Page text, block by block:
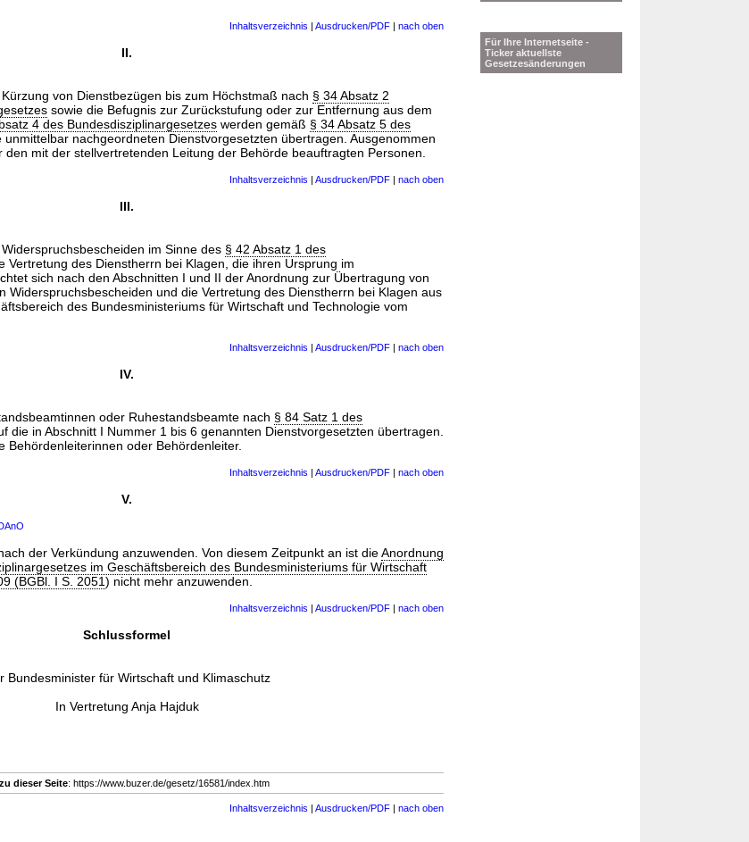
Inhaltsverzeichnis | Ausdrucken/PDF | nach oben
II.
von Dienstbezügen bis zum Höchstmaß nach § 34 Absatz 2
sowie die Befugnis zur Zurückstufung oder zur Entfernung aus dem
4 des Bundesdisziplinargesetzes werden gemäß § 34 Absatz 5 des
unmittelbar nachgeordneten Dienstvorgesetzten übertragen. Ausgenommen
mit der stellvertretenden Leitung der Behörde beauftragten Personen.
Inhaltsverzeichnis | Ausdrucken/PDF | nach oben
III.
im Sinne des § 42 Absatz 1 des
Vertretung des Dienstherrn bei Klagen, die ihren Ursprung im
sich nach den Abschnitten I und II der Anordnung zur Übertragung von
Widerspruchsbescheiden und die Vertretung des Dienstherrn bei Klagen aus
des Bundesministeriums für Wirtschaft und Technologie vom
Inhaltsverzeichnis | Ausdrucken/PDF | nach oben
IV.
oder Ruhestandsbeamte nach § 84 Satz 1 des
die in Abschnitt I Nummer 1 bis 6 genannten Dienstvorgesetzten übertragen.
Behördenleiterinnen oder Behördenleiter.
Inhaltsverzeichnis | Ausdrucken/PDF | nach oben
V.
der Verkündung anzuwenden. Von diesem Zeitpunkt an ist dieAnordnung
im Geschäftsbereich des Bundesministeriums für Wirtschaft
(BGBl. I S. 2051) nicht mehr anzuwenden.
Inhaltsverzeichnis | Ausdrucken/PDF | nach oben
Schlussformel
Bundesminister für Wirtschaft und Klimaschutz
In Vertretung Anja Hajduk
dieser Seite: https://www.buzer.de/gesetz/16581/index.htm
Inhaltsverzeichnis | Ausdrucken/PDF | nach oben
Für Ihre Internetseite -
Ticker aktuellste
Gesetzesänderungen